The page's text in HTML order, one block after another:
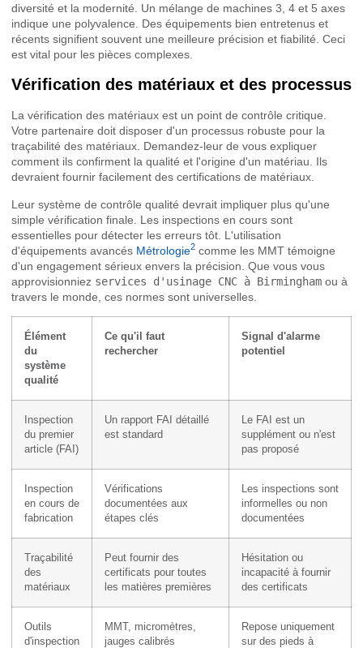
diversité et la modernité. Un mélange de machines 3, 4 et 5 axes
indique une polyvalence. Des équipements bien entretenus et
récents signifient souvent une meilleure précision et fiabilité. Ceci
est vital pour les pièces complexes.
Vérification des matériaux et des processus
La vérification des matériaux est un point de contrôle critique.
Votre partenaire doit disposer d'un processus robuste pour la
traçabilité des matériaux. Demandez-leur de vous expliquer
comment ils confirment la qualité et l'origine d'un matériau. Ils
devraient fournir facilement des certifications de matériaux.
Leur système de contrôle qualité devrait impliquer plus qu'une
simple vérification finale. Les inspections en cours sont
essentielles pour détecter les erreurs tôt. L'utilisation
d'équipements avancés Métrologie2 comme les MMT témoigne
d'un engagement sérieux envers la précision. Que vous vous
approvisionniez services d'usinage CNC à Birmingham ou à
travers le monde, ces normes sont universelles.
Élément
du
système
qualité
Ce qu'il faut
rechercher
Signal d'alarme
potentiel
Inspection
du premier
article (FAI)
Un rapport FAI détaillé
est standard
Le FAI est un
supplément ou n'est
pas proposé
Inspection
en cours de
fabrication
Vérifications
documentées aux
étapes clés
Les inspections sont
informelles ou non
documentées
Traçabilité
des
matériaux
Peut fournir des
certificats pour toutes
les matières premières
Hésitation ou
incapacité à fournir
des certificats
Outils
d'inspection
MMT, micromètres,
jauges calibrés
Repose uniquement
sur des pieds à